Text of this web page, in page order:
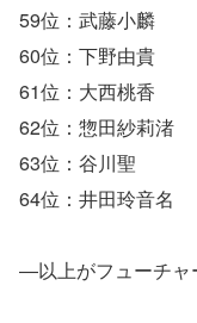
59位：武藤小麟
60位：下野由貴
61位：大西桃香
62位：惣田紗莉渚
63位：谷川聖
64位：井田玲音名
―以上がフューチ